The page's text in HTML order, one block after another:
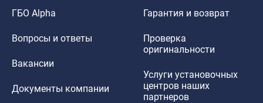
ГБО Alpha
Вопросы и ответы
Вакансии
Документы компании
Гарантия и возврат
Проверка
оригинальности
Услуги установочных
центров наших
партнеров